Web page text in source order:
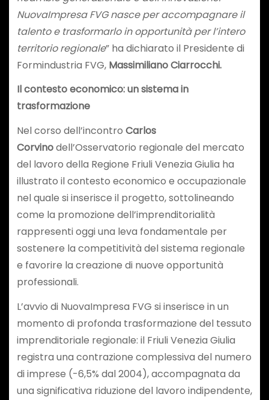
NuovaImpresa FVG nasce per accompagnare il
talento e trasformarlo in opportunità per l’intero
territorio regionale” ha dichiarato il Presidente di
Formindustria FVG, Massimiliano Ciarrocchi.
Il contesto economico: un sistema in
trasformazione
Nel corso dell’incontro Carlos
Corvinodell’Osservatorio regionale del mercato
del lavoro della Regione Friuli Venezia Giulia ha
illustrato il contesto economico e occupazionale
nel quale si inserisce il progetto, sottolineando
come la promozione dell’imprenditorialità
rappresenti oggi una leva fondamentale per
sostenere la competitività del sistema regionale
e favorire la creazione di nuove opportunità
professionali.
L’avvio di NuovaImpresa FVG si inserisce in un
momento di profonda trasformazione del tessuto
imprenditoriale regionale: il Friuli Venezia Giulia
registra una contrazione complessiva del numero
di imprese (-6,5% dal 2004), accompagnata da
una significativa riduzione del lavoro indipendente,